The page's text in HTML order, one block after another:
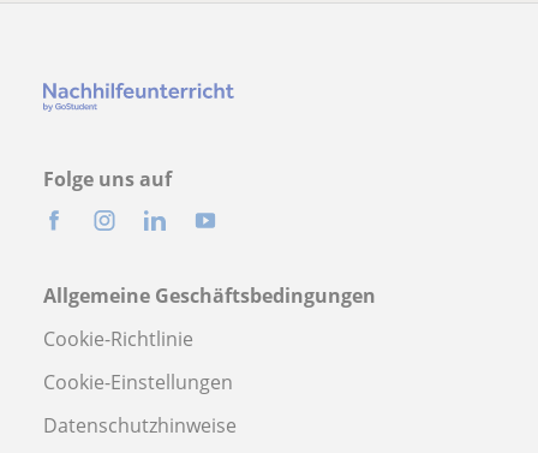
Folge uns auf
Allgemeine Geschäftsbedingungen
Cookie-Richtlinie
Cookie-Einstellungen
Datenschutzhinweise